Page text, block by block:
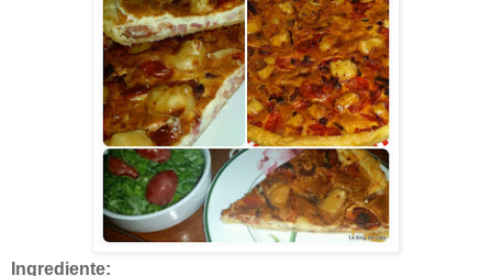
Ingrediente: